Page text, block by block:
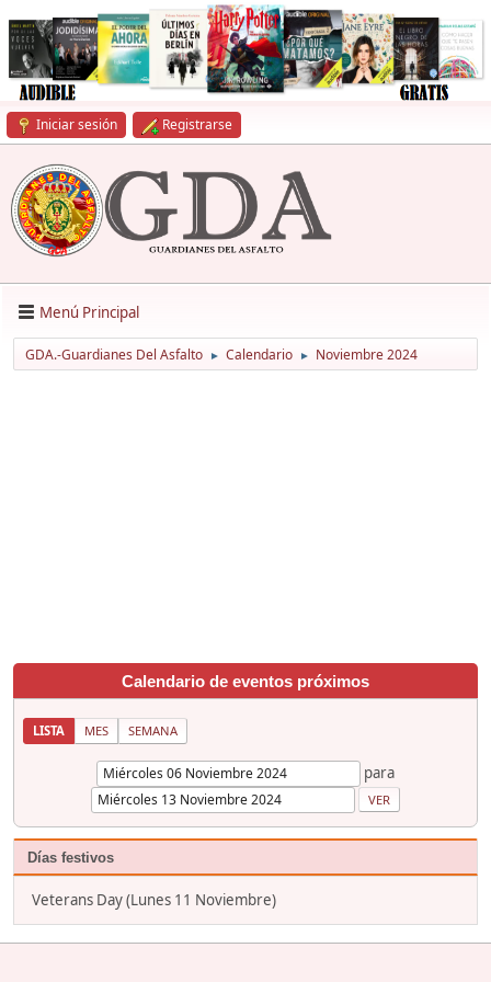
Iniciar sesión Registrarse
Menú Principal
GDA.-Guardianes Del Asfalto ► Calendario ► Noviembre 2024
Calendario de eventos próximos
LISTA MES SEMANA
para
Días festivos
Veterans Day (Lunes 11 Noviembre)